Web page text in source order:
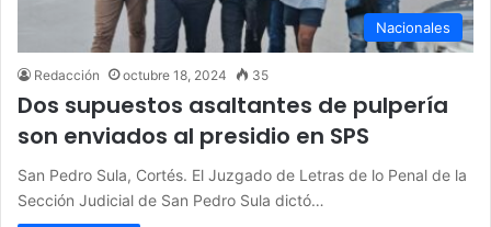
Nacionales
Redacción octubre 18, 2024 35
Dos supuestos asaltantes de pulpería
son enviados al presidio en SPS
San Pedro Sula, Cortés. El Juzgado de Letras de lo Penal de la
Sección Judicial de San Pedro Sula dictó…